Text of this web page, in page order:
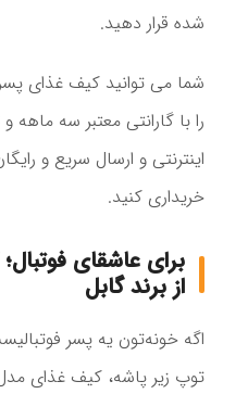
شده قرار دهید.
را با گارانتی معتبر سه
اینترنتی و ارسال سریع و
خریداری کنید.
از برند گابل
اگه خونه‌تون یه پسر